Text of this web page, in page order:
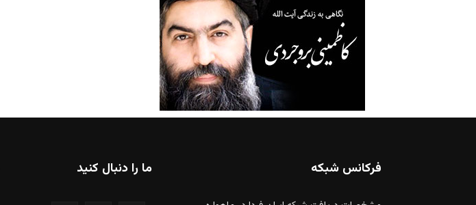
فرکانس شبکه ما را دنبال کنید